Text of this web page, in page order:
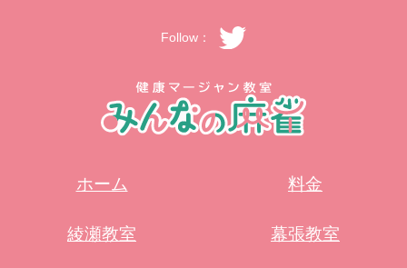
Follow：
ホーム 料金
綾瀬教室 幕張教室